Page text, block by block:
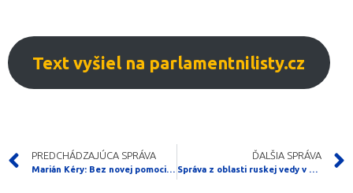
Text vyšiel na parlamentnilisty.cz
PREDCHÁDZAJÚCA SPRÁVA
Marián Kéry: Bez novej pomoci by Ukrajina zbankrotovala
ĎALŠIA SPRÁVA
Správa z oblasti ruskej vedy v pôvodnom znení (scientificrussia.ru)